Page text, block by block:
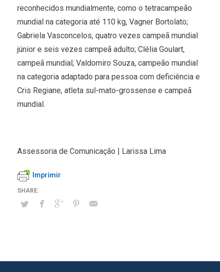
reconhecidos mundialmente, como o tetracampeão
mundial na categoria até 110 kg, Vagner Bortolato;
Gabriela Vasconcelos, quatro vezes campeã mundial
júnior e seis vezes campeã adulto; Clélia Goulart,
campeã mundial; Valdomiro Souza, campeão mundial
na categoria adaptado para pessoa com deficiência e
Cris Regiane, atleta sul-mato-grossense e campeã
mundial.
Assessoria de Comunicação | Larissa Lima
Imprimir